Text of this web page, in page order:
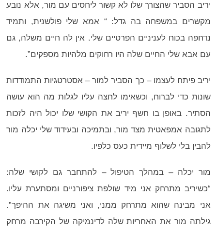
יריב הסביר שהצורך שלו לא קשור ליחסים עם מור, אלא נובע
מקשרים במשפחה בה גדל: “ אמא שלי פולשנית, ותמיד
נדחפה בכוח לעניניים הפרטיים שלי. אין לה חיים משלה, גם
עם אבא שלי החיים שלה היו רחוקים מלהיות מספקים”.
יריב פיתח לעצמו – כך הסביר למור – אסטרטגיות התמודדות
שונות כדי לברוח, וכשאימו לחצה עליו לגלות מה הוא עושה
הסתיר. באופן בו חשף יריב את הקושי שלו יכול היה לזכות
לתגובה אמפאטית מצד מור, ובתמיכה ובעידוד שלי יכלה מור
להבין בלי לשלוף מיידית כעס כלפיו.
מור יכלה – במהלך הטיפול – להתחבר גם לקושי שלה:
“כשיריב מתרחק אני מיד שולפת ציפורניים ומסתערת עליו.
אני מבינה שהוא מתרחק ממני, ואני משיגה את ההיפך”.
גילתה מור את האחריות שלה לדינמיקה של הקירבה מרחק